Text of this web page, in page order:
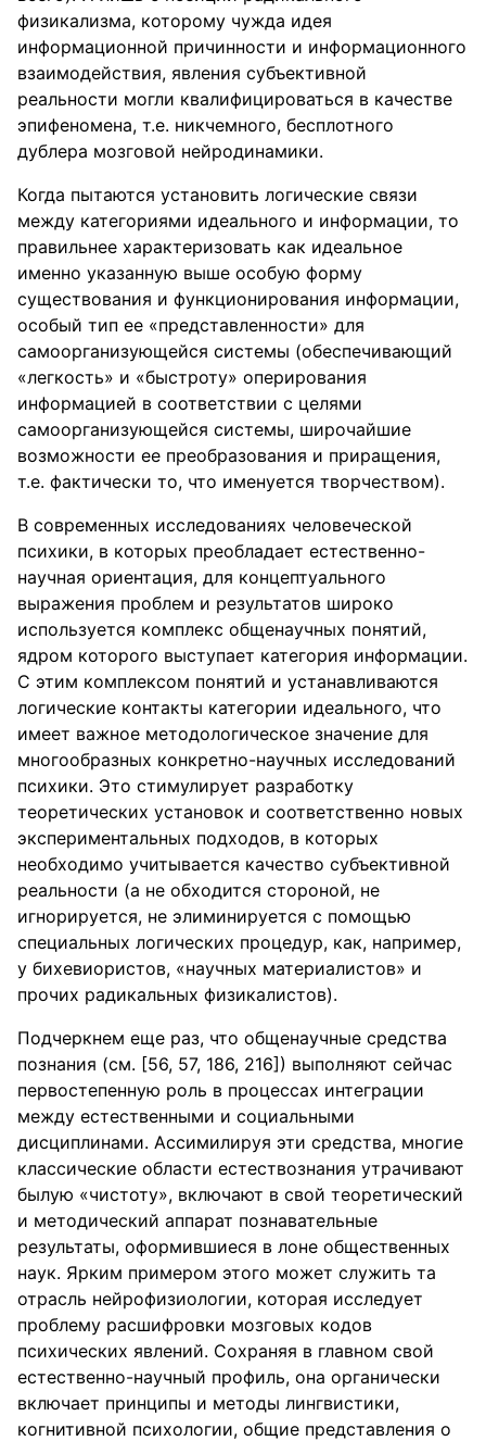
физикализма, которому чужда идея
информационной причинности и информационного
взаимодействия, явления субъективной
реальности могли квалифицироваться в качестве
эпифеномена, т.е. никчемного, бесплотного
дублера мозговой нейродинамики.
Когда пытаются установить логические связи
между категориями идеального и информации, то
правильнее характеризовать как идеальное
именно указанную выше особую форму
существования и функционирования информации,
особый тип ее «представленности» для
самоорганизующейся системы (обеспечивающий
«легкость» и «быстроту» оперирования
информацией в соответствии с целями
самоорганизующейся системы, широчайшие
возможности ее преобразования и приращения,
т.е. фактически то, что именуется творчеством).
В современных исследованиях человеческой
психики, в которых преобладает естественно-
научная ориентация, для концептуального
выражения проблем и результатов широко
используется комплекс общенаучных понятий,
ядром которого выступает категория информации.
С этим комплексом понятий и устанавливаются
логические контакты категории идеального, что
имеет важное методологическое значение для
многообразных конкретно-научных исследований
психики. Это стимулирует разработку
теоретических установок и соответственно новых
экспериментальных подходов, в которых
необходимо учитывается качество субъективной
реальности (а не обходится стороной, не
игнорируется, не элиминируется с помощью
специальных логических процедур, как, например,
у бихевиористов, «научных материалистов» и
прочих радикальных физикалистов).
Подчеркнем еще раз, что общенаучные средства
познания (см. [56, 57, 186, 216]) выполняют сейчас
первостепенную роль в процессах интеграции
между естественными и социальными
дисциплинами. Ассимилируя эти средства, многие
классические области естествознания утрачивают
былую «чистоту», включают в свой теоретический
и методический аппарат познавательные
результаты, оформившиеся в лоне общественных
наук. Ярким примером этого может служить та
отрасль нейрофизиологии, которая исследует
проблему расшифровки мозговых кодов
психических явлений. Сохраняя в главном свой
естественно-научный профиль, она органически
включает принципы и методы лингвистики,
когнитивной психологии, общие представления о